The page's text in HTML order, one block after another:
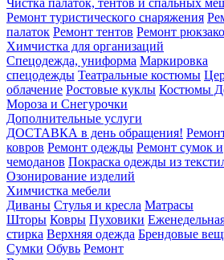
Чистка палаток, тентов и спальных
Ремонт туристического снаряжения
палаток Ремонт тентов Ремонт
Химчистка для организаций
Спецодежда, униформа Маркировка
спецодежды Театральные костюмы
облачение Ростовые куклы Костюмы
Мороза и Снегурочки
Дополнительные услуги
ДОСТАВКА в день обращения!
ковров Ремонт одежды Ремонт сумок и
чемоданов Покраска одежды из
Озонирование изделий
Химчистка мебели
Диваны Стулья и кресла Матрасы
Шторы Ковры Пуховики
стирка Верхняя одежда Брендовые
Сумки Обувь Ремонт